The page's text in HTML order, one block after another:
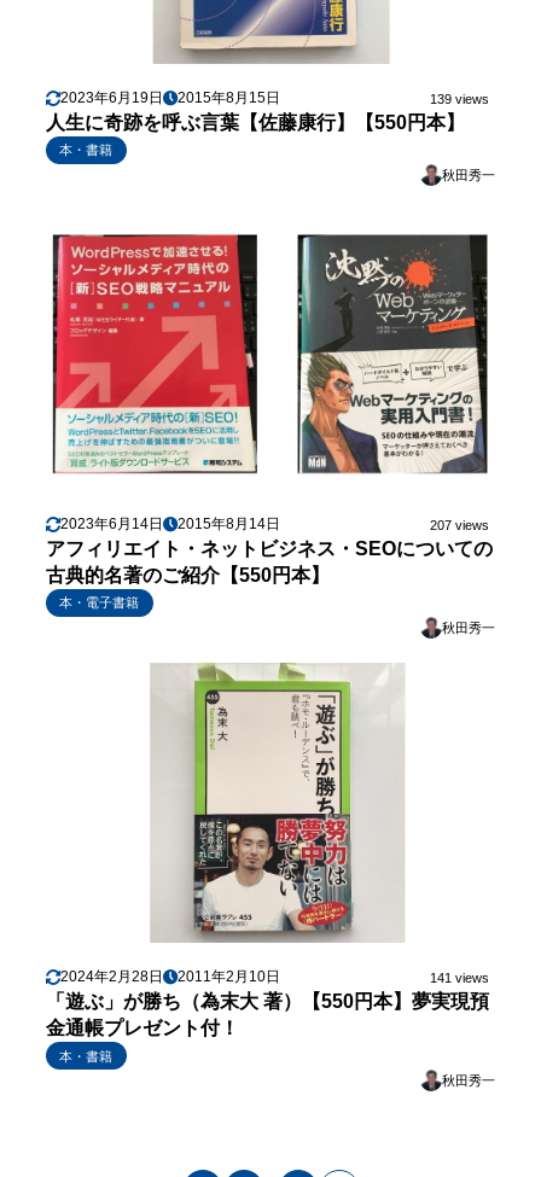
2023年6月19日 2015年8月15日 139 views
人生に奇跡を呼ぶ言葉【佐藤康行】【550円本】
本・書籍
秋田秀一
2023年6月14日 2015年8月14日 207 views
アフィリエイト・ネットビジネス・SEOについての
古典的名著のご紹介【550円本】
本・電子書籍
秋田秀一
2024年2月28日 2011年2月10日 141 views
「遊ぶ」が勝ち（為末大 著）【550円本】夢実現預
金通帳プレゼント付！
本・書籍
秋田秀一